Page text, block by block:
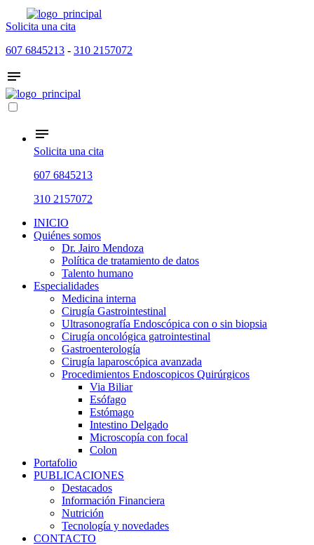
Solicita una cita
607 6845213 - 310 2157072
Solicita una cita
607 6845213
310 2157072
INICIO
Quiénes somos
Dr. Jairo Mendoza
Política de tratamiento de datos
Talento humano
Especialidades
Medicina interna
Cirugía Gastrointestinal
Ultrasonografía Endoscópica con o sin biopsia
Cirugía oncológica gatrointestinal
Gastroenterología
Cirugía laparoscópica avanzada
Procedimientos Endoscopicos Quirúrgicos
Via Biliar
Esófago
Estómago
Intestino Delgado
Microscopía con focal
Colon
Portafolio
PUBLICACIONES
Destacados
Información Financiera
Nutrición
Tecnología y novedades
CONTACTO